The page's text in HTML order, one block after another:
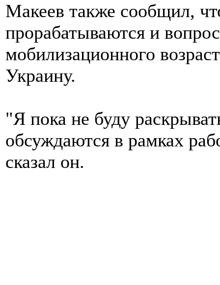
Макеев также сообщил,
прорабатываются и
мобилизационного
Украину.
"Я пока не буду
обсуждаются в рамках
сказал он.